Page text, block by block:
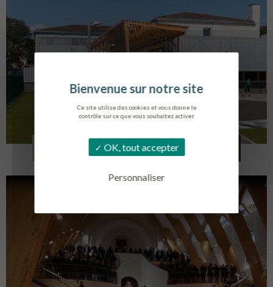
Ce site utilise des cookies et vous donne le
contrôle sur ce que vous souhaitez activer.
OK, tout accepter
Personnaliser
COLLÈGE MONTMORENCY
BOURBONNE-LES-BAINS